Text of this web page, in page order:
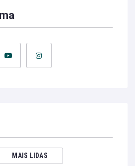
MAIS LIDAS